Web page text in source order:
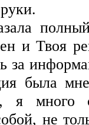
и Твоя
за
была
я много
не